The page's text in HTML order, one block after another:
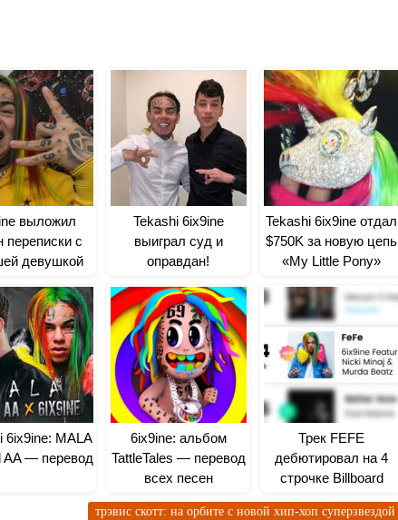
выложил
переписки с
девушкой
Tekashi 6ix9ine
выиграл суд и
оправдан!
Tekashi 6ix9ine отдал
$750K за новую цепь
«My Little Pony»
6ix9ine: MALA
AA — перевод
6ix9ine: альбом
TattleTales — перевод
всех песен
Трек FEFE
дебютировал на 4
строчке Billboard
трэвис скотт: на орбите с новой хип-хоп суперзвездой